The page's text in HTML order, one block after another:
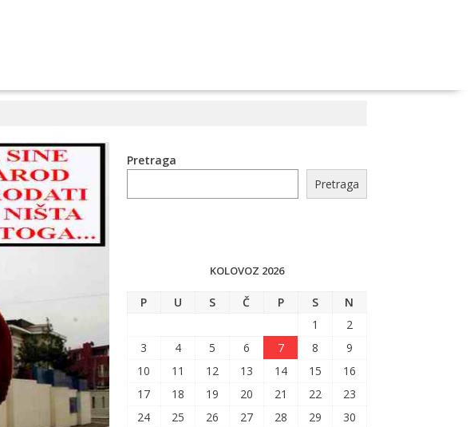
Pretraga
Pretraga
KOLOVOZ 2026
P U S Č P S
N
1
2
3
4 5 6 7 8
9
10
11 12 13 14 15
16
17
18 19 20 21 22
23
24
25 26 27 28 29
30